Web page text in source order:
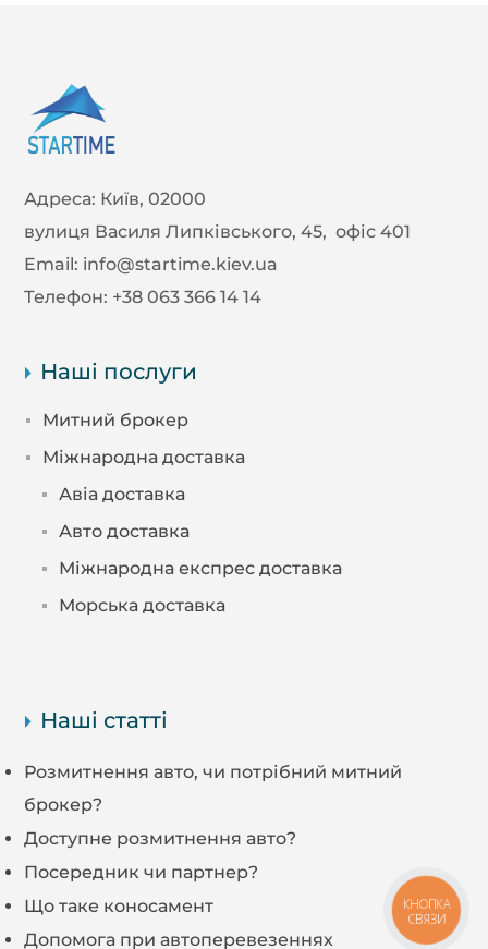
Адреса: Київ, 02000
вулиця Василя Липківського, 45, офіс 401
Email: info@startime.kiev.ua
Телефон: +38 063 366 14 14
Наші послуги
Митний брокер
Міжнародна доставка
Авіа доставка
Авто доставка
Міжнародна експрес доставка
Морська доставка
Наші статті
Розмитнення авто, чи потрібний митний
брокер?
Доступне розмитнення авто?
Посередник чи партнер?
Що таке коносамент
Допомога при автоперевезеннях
КНОПКА
СВЯЗИ